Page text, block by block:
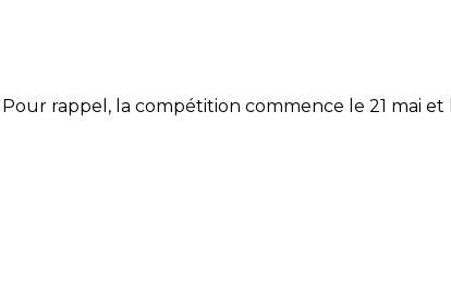
Pour rappel, la compétition commence le 21 mai